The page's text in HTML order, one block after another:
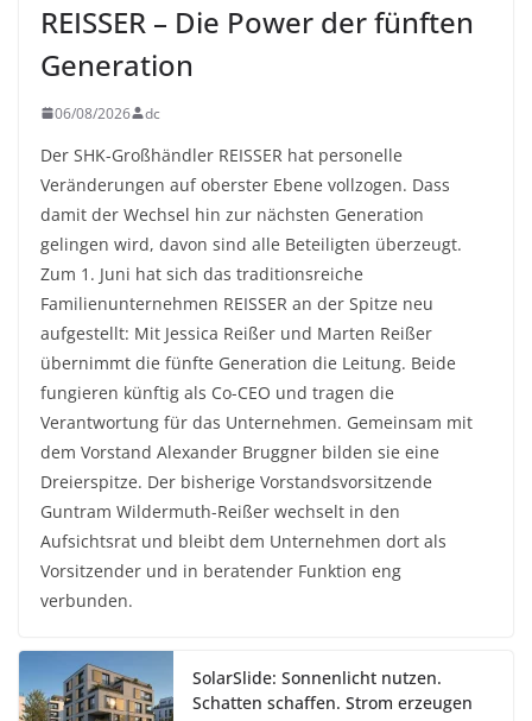
REISSER – Die Power der fünften
Generation
06/08/2026 dc
Der SHK-Großhändler REISSER hat personelle
Veränderungen auf oberster Ebene vollzogen. Dass
damit der Wechsel hin zur nächsten Generation
gelingen wird, davon sind alle Beteiligten überzeugt.
Zum 1. Juni hat sich das traditionsreiche
Familienunternehmen REISSER an der Spitze neu
aufgestellt: Mit Jessica Reißer und Marten Reißer
übernimmt die fünfte Generation die Leitung. Beide
fungieren künftig als Co-CEO und tragen die
Verantwortung für das Unternehmen. Gemeinsam mit
dem Vorstand Alexander Bruggner bilden sie eine
Dreierspitze. Der bisherige Vorstandsvorsitzende
Guntram Wildermuth-Reißer wechselt in den
Aufsichtsrat und bleibt dem Unternehmen dort als
Vorsitzender und in beratender Funktion eng
verbunden.
SolarSlide: Sonnenlicht nutzen.
Schatten schaffen. Strom erzeugen